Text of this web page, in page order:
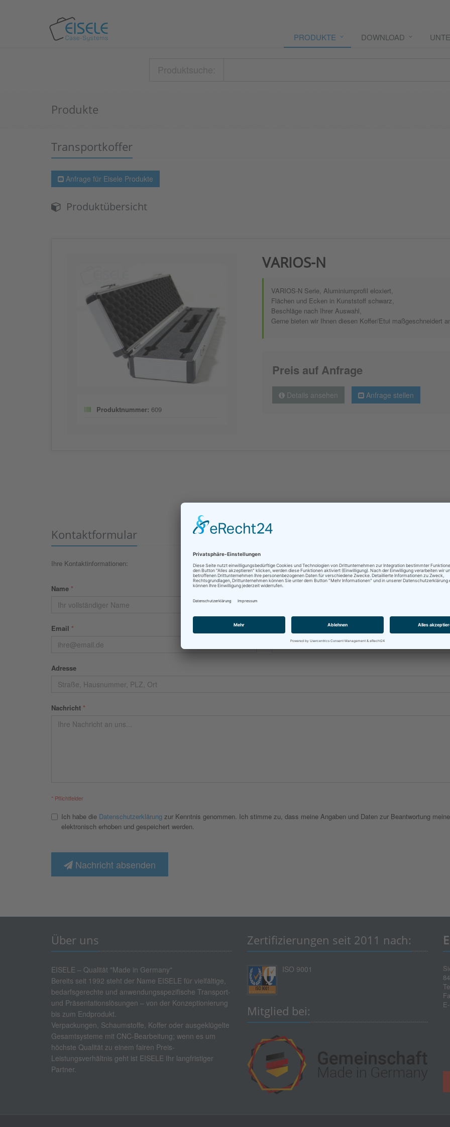
PRODUKTE DOWNLOAD
Produkte
Transportkoffer
Anfrage für Eisele Produkte
Produktübersicht
Produktnummer: 609
VARIOS-N
VARIOS-N Serie, Aluminiumprofil eloxiert,
Flächen und Ecken in Kunststoff schwarz,
Beschläge nach Ihrer Auswahl,
Gerne bieten wir Ihnen diesen Koffer/Etui maßgeschneidert
Preis auf Anfrage
Details ansehen Anfrage stellen
Kontaktformular
Ihre Kontaktinformationen:
Name * Firma
Email *
Adresse
Nachricht *
* Pflichtfelder
Ich habe die Datenschutzerklärung zur Kenntnis genommen. Ich stimme zu, dass meine Angaben und Daten zur Beantwortung
elektronisch erhoben und gespeichert werden.
Nachricht absenden
Über uns
EISELE – Qualität "Made in Germany"
Bereits seit 1992 steht der Name EISELE für vielfältige,
bedarfsgerechte und anwendungsspezifische Transport-
und Präsentationslösungen – von der Konzeptionierung
bis zum Endprodukt.
Verpackungen, Schaumstoffe, Koffer oder ausgeklügelte
Gesamtsysteme mit CNC-Bearbeitung; wenn es um
höchste Qualität zu einem fairen Preis-
Leistungsverhältnis geht ist EISELE Ihr langfristiger
Partner.
Zertifizierungen seit 2011 nach:
ISO 9001
Mitglied bei: